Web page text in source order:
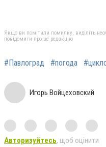
Якщо ви помітили помилку, виділіть
повідомити про це редакцію
#Павлоград #погода
Игорь Войцеховский
Авторизуйтесь, щоб оцінити